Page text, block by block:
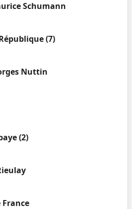
Schumann
(7)
Nuttin
(2)
France